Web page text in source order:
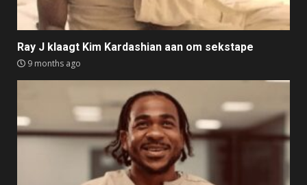
Ray J klaagt Kim Kardashian aan om sekstape
9 months ago